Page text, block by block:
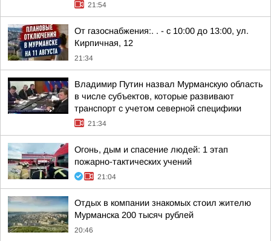
21:54
От газоснабжения:. . - с 10:00 до 13:00, ул.
Кирпичная, 12
21:34
Владимир Путин назвал Мурманскую область
в числе субъектов, которые развивают
транспорт с учетом северной специфики
21:34
Огонь, дым и спасение людей: 1 этап
пожарно-тактических учений
21:04
Отдых в компании знакомых стоил жителю
Мурманска 200 тысяч рублей
20:46